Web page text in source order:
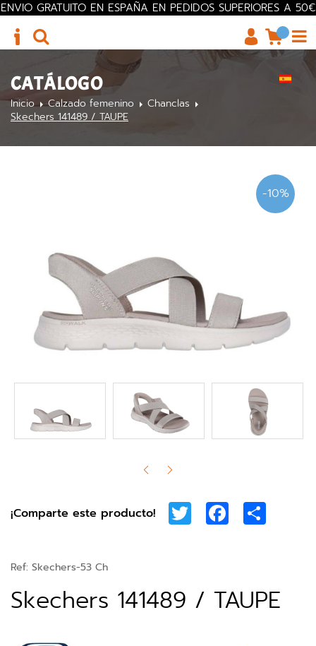
ENVIO GRATUITO EN ESPAÑA EN PEDIDOS SUPERIORES A 50€
CATÁLOGO
Inicio Calzado femenino
Chanclas
Skechers 141489 / TAUPE
-10%
¡Comparte este producto! Twitter Facebook
Ref: Skechers-53 Ch
Skechers 141489 / TAUPE